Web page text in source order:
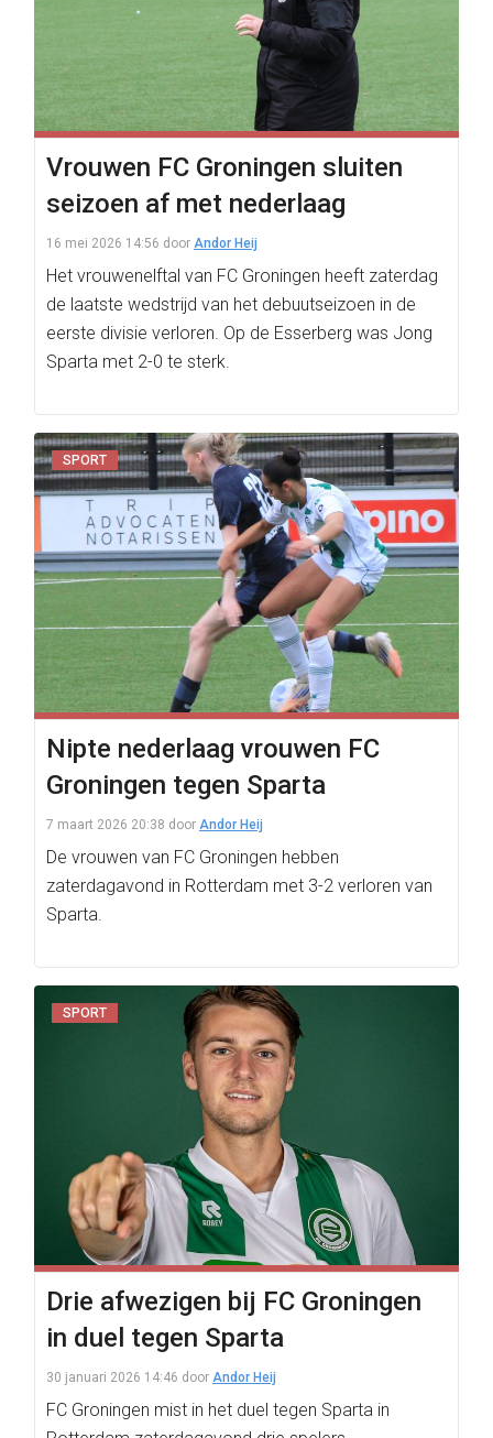
Vrouwen FC Groningen sluiten
seizoen af met nederlaag
16 mei 2026 14:56 door Andor Heij
Het vrouwenelftal van FC Groningen heeft zaterdag
de laatste wedstrijd van het debuutseizoen in de
eerste divisie verloren. Op de Esserberg was Jong
Sparta met 2-0 te sterk.
SPORT
Nipte nederlaag vrouwen FC
Groningen tegen Sparta
7 maart 2026 20:38 door Andor Heij
De vrouwen van FC Groningen hebben
zaterdagavond in Rotterdam met 3-2 verloren van
Sparta.
SPORT
Drie afwezigen bij FC Groningen
in duel tegen Sparta
30 januari 2026 14:46 door Andor Heij
FC Groningen mist in het duel tegen Sparta in